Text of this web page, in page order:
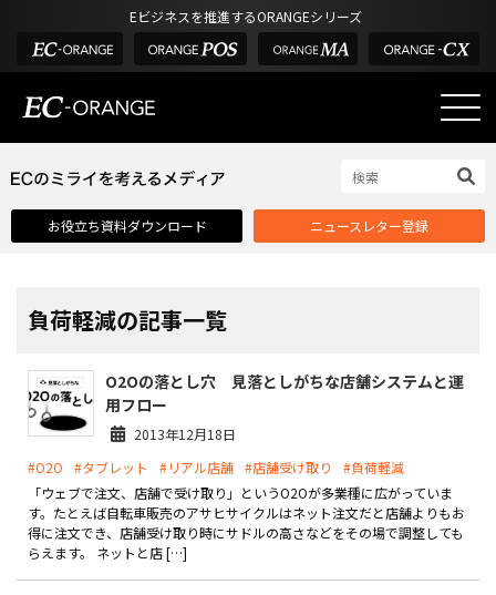
Eビジネスを推進するORANGEシリーズ
選ばれる理由
課題解決例
外部サービス連携
インフラ環境・サポート
費用
製品
特長
お役立ち資料ダウンロード ニュースレター登録
負荷軽減の記事一覧
O2Oの落とし穴 見落としがちな店舗システムと運
用フロー
2013年12月18日
#O2O
#タブレット #リアル店舗 #店舗受け取り
#負荷軽減
「ウェブで注文、店舗で受け取り」というO2Oが多業種に広がっていま
す。たとえば自転車販売のアサヒサイクルはネット注文だと店舗よりもお
得に注文でき、店舗受け取り時にサドルの高さなどをその場で調整しても
らえます。 ネットと店 […]